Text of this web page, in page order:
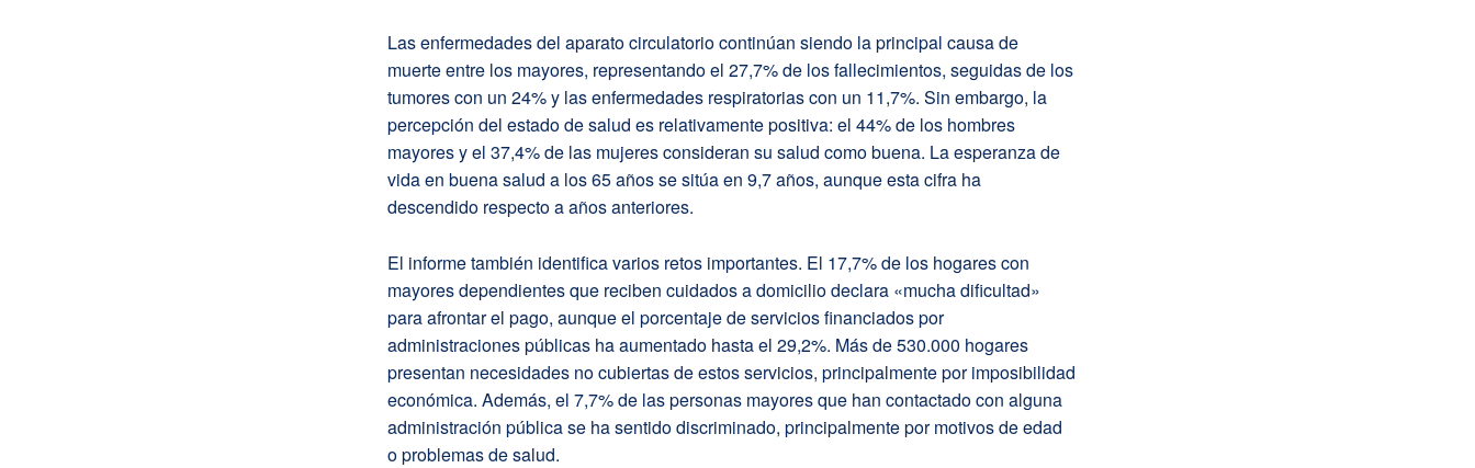
Las enfermedades del aparato circulatorio continúan siendo la principal causa de
muerte entre los mayores, representando el 27,7% de los fallecimientos, seguidas de los
tumores con un 24% y las enfermedades respiratorias con un 11,7%. Sin embargo, la
percepción del estado de salud es relativamente positiva: el 44% de los hombres
mayores y el 37,4% de las mujeres consideran su salud como buena. La esperanza de
vida en buena salud a los 65 años se sitúa en 9,7 años, aunque esta cifra ha
descendido respecto a años anteriores.
El informe también identifica varios retos importantes. El 17,7% de los hogares con
mayores dependientes que reciben cuidados a domicilio declara «mucha dificultad»
para afrontar el pago, aunque el porcentaje de servicios financiados por
administraciones públicas ha aumentado hasta el 29,2%. Más de 530.000 hogares
presentan necesidades no cubiertas de estos servicios, principalmente por imposibilidad
económica. Además, el 7,7% de las personas mayores que han contactado con alguna
administración pública se ha sentido discriminado, principalmente por motivos de edad
o problemas de salud.